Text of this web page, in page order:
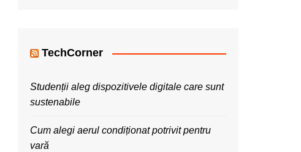
TechCorner
Studenții aleg dispozitivele digitale care sunt
sustenabile
Cum alegi aerul condiționat potrivit pentru
vară